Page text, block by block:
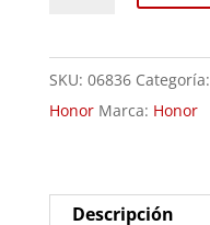
X6a
cantidad
SKU: 06836 Categoría:
Honor Marca: Honor
Descripción